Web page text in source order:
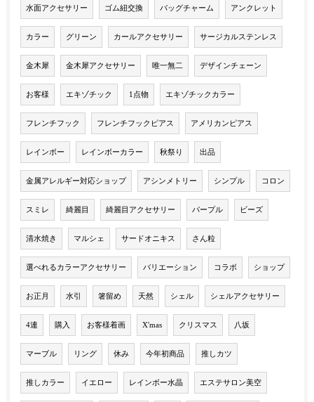
水面アクセサリー ゴム紐交換 バッグチャーム アンクレット
カラー グリーン カールアクセサリー サージカルステンレス
金木犀 金木犀アクセサリー 唯一無二 デザインチェーン
お客様 エキゾチック 1点物 エキゾチックカラー
フレンチフック フレンチフックピアス アメリカンピアス
レインボー レインボーカラー 秋祭り 出品
金属アレルギー対応ショップ アシンメトリー シンプル コロン
スミレ 綺麗目 綺麗目アクセサリー パープル ビーズ
清水焼き マルシェ サードオニキス さん粒
選べれるカラーアクセサリー バリエーション コラボ ショップ
お正月 水引 箸留め 天然 シェル シェルアクセサリー
4連 購入 お客様着画 X'mas クリスマス 八坂
マーブル リング 休み 今年初商品 推しカツ
推しカラー イエロー レインボー水晶 エステサロン美空